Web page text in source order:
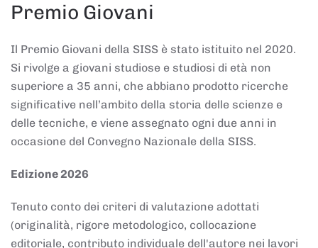
Premio Giovani
Il Premio Giovani della SISS è stato istituito nel 2020.
Si rivolge a giovani studiose e studiosi di età non
superiore a 35 anni, che abbiano prodotto ricerche
significative nell’ambito della storia delle scienze e
delle tecniche, e viene assegnato ogni due anni in
occasione del Convegno Nazionale della SISS.
Edizione 2026
Tenuto conto dei criteri di valutazione adottati
(originalità, rigore metodologico, collocazione
editoriale, contributo individuale dell'autore nei lavori